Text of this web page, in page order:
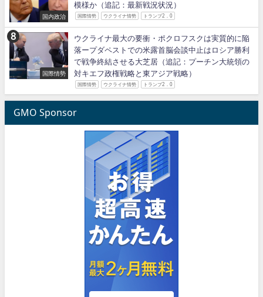
国内政治
模様か（追記：最新戦況状況）
国際情勢 ウクライナ情勢 トランプ2．0
国際情勢
ウクライナ最大の要衝・ポクロフスクは実質的に陥
落ープダペストでの米露首脳会談中止はロシア勝利
で戦争終結させる大芝居（追記：プーチン大統領の
対キエフ政権戦略と東アジア戦略）
国際情勢 ウクライナ情勢 トランプ2．0
GMO Sponsor